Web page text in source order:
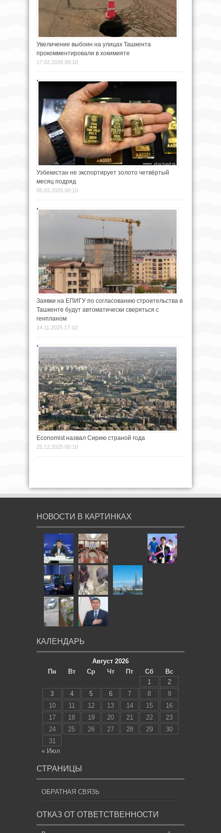
Увеличение выбоин на улицах Ташкента
прокомментировали в хокимияте
17.02.2026 09:10
Узбекистан не экспортирует золото четвёртый
месяц подряд
05.03.2026 00:10
Заявки на ЕПИГУ по согласованию строительства в
Ташкенте будут автоматически сверяться с
генпланом
14.11.2025 17:10
Economist назвал Сирию страной года
25.12.2025 00:10
НОВОСТИ В КАРТИНКАХ
КАЛЕНДАРЬ
Август 2026
Пн
Вт Ср Чт Пт Сб
Вс
1
2
3
4 5 6 7 8
9
10
11 12 13 14 15
16
17
18 19 20 21 22
23
24
25 26 27 28 29
30
31
« Июл
СТРАНИЦЫ
ОБРАТНАЯ СВЯЗЬ
ОТКАЗ ОТ ОТВЕТСТВЕННОСТИ